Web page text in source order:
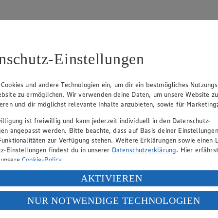
Fickert (Vorstandsmitglied), Jürgen Mäder
gewährt Ihnen jedoch das Recht, den auf dieser Website
und Vervielfältigung von Bildmaterial oder Grafiken aus
verantwortlich. Firma und Anschriften unserer
hin, dass wir nicht an einem Streitbeilegungsverfahren vor einer
Einstellungen
und andere Technologien ein, um dir ein bestmögliches
zu ermöglichen. Wir verwenden deine Daten, um unsere Website zu
und dir möglichst relevante Inhalte anzubieten, sowie für
ist freiwillig und kann jederzeit individuell in den Datenschutz-
angepasst werden. Bitte beachte, dass auf Basis deiner
zur Verfügung stehen. Weitere Erklärungen sowie einen
Einstellungen findest du in unserer Datenschutzerklärung. Hier
Cookie-Policy.
deiner personenbezogenen Daten in den USA durch Facebook und
„Aktivieren“ klickst, willigst du im Sinne des Art. 49 Abs. 1 Satz 1 lit.
Daten in den USA verarbeitet werden. Der EuGH sieht die USA als
europäischen Standards nicht angemessenen Datenschutzniveau an. Es
AKTIVIEREN
NUR NOTWENDIGE TECHNOLOGIEN